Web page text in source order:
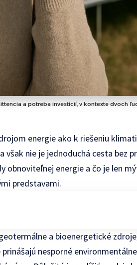
a potreba investícií, v kontexte dvoch
energie ako k riešeniu
nie je jednoduchá cesta bez
obnoviteľnej energie a čo je len
predstavami.
a bioenergetické
nesporné